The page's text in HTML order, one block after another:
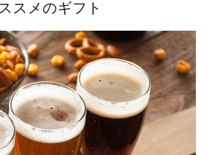
スメのギフト